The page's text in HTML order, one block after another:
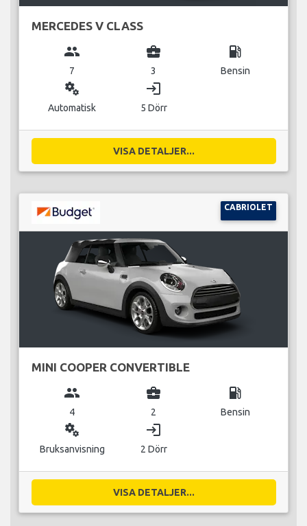
MERCEDES V CLASS
group
7
business_center
3
local_gas_station
Bensin
miscellaneous_services
Automatisk
login
5 Dörr
VISA DETALJER...
CABRIOLET
MINI COOPER CONVERTIBLE
group
4
business_center
2
local_gas_station
Bensin
miscellaneous_services
Bruksanvisning
login
2 Dörr
VISA DETALJER...